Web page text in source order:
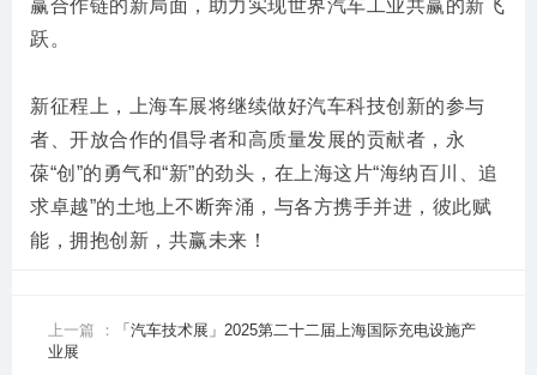
赢合作链的新局面，助力实现世界汽车工业共赢的新飞
跃。
新征程上，上海车展将继续做好汽车科技创新的参与
者、开放合作的倡导者和高质量发展的贡献者，永
葆“创”的勇气和“新”的劲头，在上海这片“海纳百川、追
求卓越”的土地上不断奔涌，与各方携手并进，彼此赋
能，拥抱创新，共赢未来！
上一篇 ：
「汽车技术展」2025第二十二届上海国际充电设施产
业展